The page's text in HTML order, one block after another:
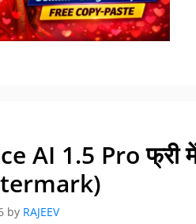
AI 1.5 Pro फ्री
by RAJEEV